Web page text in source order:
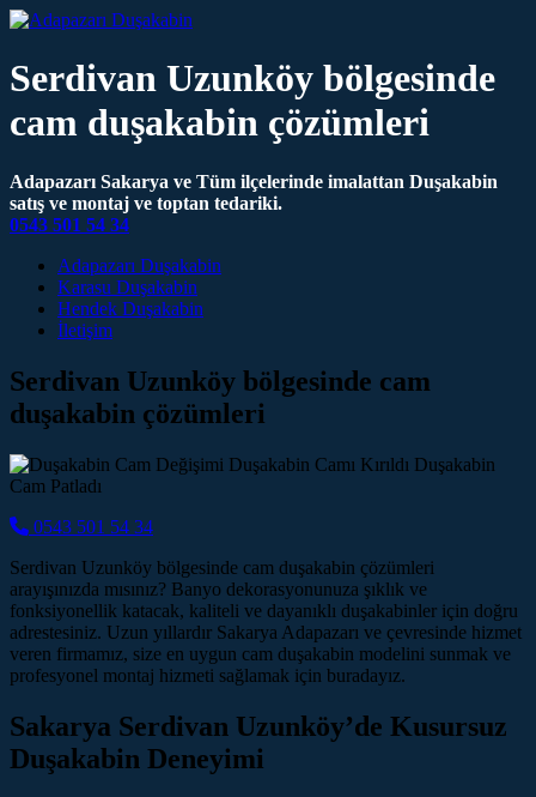
Serdivan Uzunköy bölgesinde
cam duşakabin çözümleri
Adapazarı Sakarya ve Tüm ilçelerinde imalattan Duşakabin
satış ve montaj ve toptan tedariki.
0543 501 54 34
Main Navigation
Adapazarı Duşakabin
Karasu Duşakabin
Hendek Duşakabin
İletişim
Serdivan Uzunköy bölgesinde cam
duşakabin çözümleri
0543 501 54 34
Serdivan Uzunköy bölgesinde cam duşakabin çözümleri
arayışınızda mısınız? Banyo dekorasyonunuza şıklık ve
fonksiyonellik katacak, kaliteli ve dayanıklı duşakabinler için doğru
adrestesiniz. Uzun yıllardır Sakarya Adapazarı ve çevresinde hizmet
veren firmamız, size en uygun cam duşakabin modelini sunmak ve
profesyonel montaj hizmeti sağlamak için buradayız.
Sakarya Serdivan Uzunköy’de Kusursuz
Duşakabin Deneyimi